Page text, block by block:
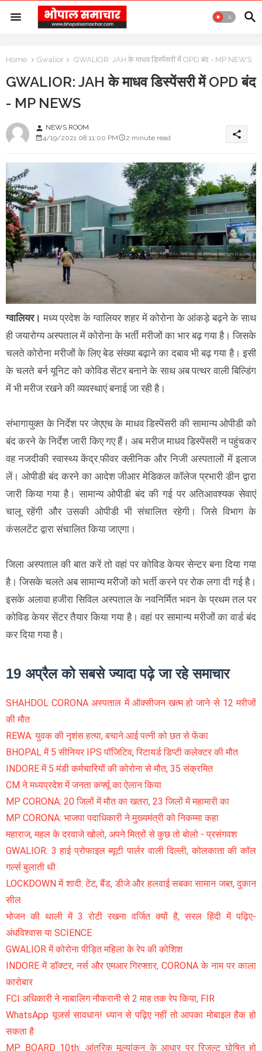
Home Gwalior GWALIOR: JAH के माधव डिस्पेंसरी में OPD बंद - MP NEWS
GWALIOR: JAH के माधव डिस्पेंसरी में OPD बंद
- MP NEWS
person NEWS ROOM
4/19/2021 08:11:00 PM
2 minute read share
ग्वालियर।मध्य प्रदेश के ग्वालियर शहर में कोरोना के आंकड़े बढ़ने के साथ
ही जयारोग्य अस्पताल में कोरोना के भर्ती मरीजों का भार बढ़ गया है। जिसके
चलते कोरोना मरीजों के लिए बेड संख्या बढ़ाने का दबाव भी बढ़ गया है। इसी
के चलते बर्न यूनिट को कोविड सेंटर बनाने के साथ अब पत्थर वाली बिल्डिंग
में भी मरीज रखने की व्यवस्थाएं बनाई जा रही है।
संभागायुक्त के निर्देश पर जेएएच के माधव डिस्पेंसरी की सामान्य ओपीडी को
बंद करने के निर्देश जारी किए गए हैं। अब मरीज माधव डिस्पेंसरी न पहुंचकर
वह नजदीकी स्वास्थ्य केंद्र,फीवर क्लीनिक और निजी अस्पतालों में इलाज
लें। ओपीडी बंद करने का आदेश जीआर मेडिकल कॉलेज प्रभारी डीन द्वारा
जारी किया गया है। सामान्य ओपीडी बंद की गई पर अतिआवश्यक सेवाएं
चालू रहेंगी और उसकी ओपीडी भी संचालित रहेगी। जिसे विभाग के
कंसलटेंट द्वारा संचालित किया जाएगा।
जिला अस्पताल की बात करें तो वहां पर कोविड केयर सेन्टर बना दिया गया
है। जिसके चलते अब सामान्य मरीजों को भर्ती करने पर रोक लगा दी गई है।
इसके अलावा हजीरा सिविल अस्पताल के नवनिर्मित भवन के प्रथम तल पर
कोविड केयर सेंटर तैयार किया गया है। वहां पर सामान्य मरीजों का वार्ड बंद
कर दिया गया है।
19 अप्रैल को सबसे ज्यादा पढ़े जा रहे समाचार
SHAHDOL CORONA अस्पताल में ऑक्सीजन खत्म हो जाने से 12 मरीजों
की मौत
REWA: युवक की नृशंस हत्या, बचाने आई पत्नी को छत से फेंका
BHOPAL में 5 सीनियर IPS पॉजिटिव, रिटायर्ड डिप्टी कलेक्टर की मौत
INDORE में 5 मंडी कर्मचारियों की कोरोना से मौत, 35 संक्रमित
CM ने मध्यप्रदेश में जनता कर्फ्यू का ऐलान किया
MP CORONA: 20 जिलों में मौत का खतरा, 23 जिलों में महामारी का
MP CORONA: भाजपा पदाधिकारी ने मुख्यमंत्री को निकम्मा कहा
महाराज, महल के दरवाजे खोलो, अपने मित्रों से कुछ तो बोलो - प्रसंगवश
GWALIOR: 3 हाई प्रोफाइल ब्यूटी पार्लर वाली दिल्ली, कोलकाता की कॉल
गर्ल्स बुलाती थी
LOCKDOWN में शादी: टेंट, बैंड, डीजे और हलवाई सबका सामान जब्त, दुकान
सील
भोजन की थाली में 3 रोटी रखना वर्जित क्यों है, सरल हिंदी में पढ़िए-
अंधविश्वास या SCIENCE
GWALIOR में कोरोना पीड़ित महिला के रेप की कोशिश
INDORE में डॉक्टर, नर्स और एमआर गिरफ्तार, CORONA के नाम पर काला
कारोबार
FCI अधिकारी ने नाबालिग नौकरानी से 2 माह तक रेप किया, FIR
WhatsApp यूजर्स सावधान! ध्यान से पढ़िए नहीं तो आपका मोबाइल हैक हो
सकता है
MP BOARD 10th: आंतरिक मूल्यांकन के आधार पर रिजल्ट घोषित हो